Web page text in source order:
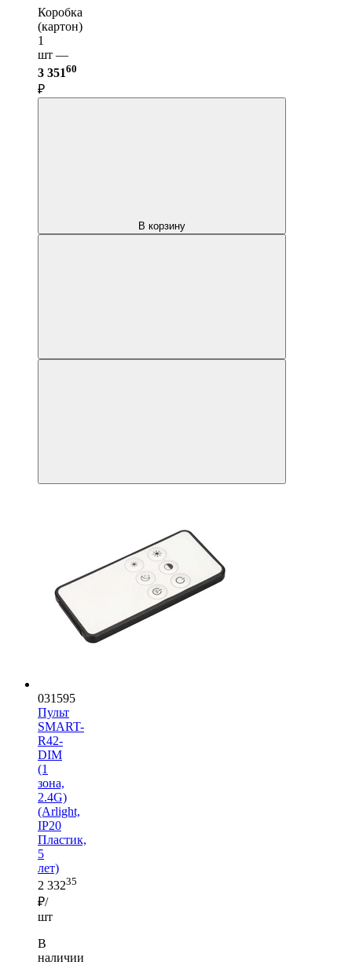
Коробка
(картон)
1
шт —
3 35160
₽
В корзину
031595
Пульт
SMART-
R42-
DIM
(1
зона,
2.4G)
(Arlight,
IP20
Пластик,
5
лет)
2 33235
₽/
шт
В
наличии